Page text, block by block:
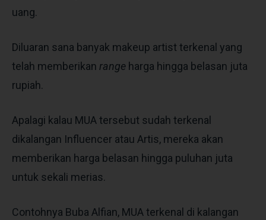
uang.
Diluaran sana banyak makeup artist terkenal yang
telah memberikan range harga hingga belasan juta
rupiah.
Apalagi kalau MUA tersebut sudah terkenal
dikalangan Influencer atau Artis, mereka akan
memberikan harga belasan hingga puluhan juta
untuk sekali merias.
Contohnya Buba Alfian, MUA terkenal di kalangan